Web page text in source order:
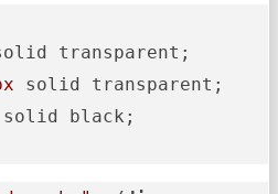
transparent;
solid transparent;
solid black;